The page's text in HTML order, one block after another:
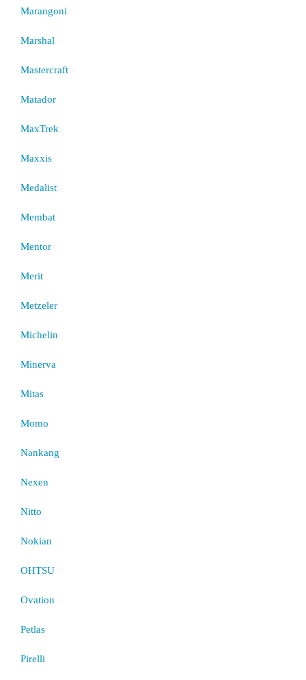
Marangoni
Marshal
Mastercraft
Matador
MaxTrek
Maxxis
Medalist
Membat
Mentor
Merit
Metzeler
Michelin
Minerva
Mitas
Momo
Nankang
Nexen
Nitto
Nokian
OHTSU
Ovation
Petlas
Pirelli